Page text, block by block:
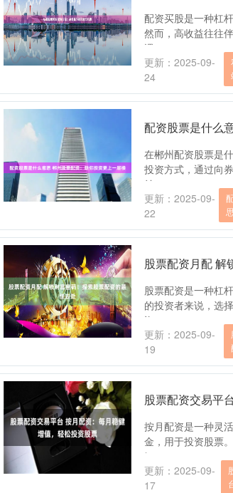
配资买股是一种杠
然而，高收益往往
遇....
更新：2025-09-
24
配资股票是什么
在郴州配资股票是
投资方式，通过向
益。....
更新：2025-09-
22
思
股票配资月配 解
股票配资是一种杠
的投资者来说，选
资....
更新：2025-09-
19
股票配资交易平
按月配资是一种灵
金，用于投资股票
*....
更新：2025-09-
17